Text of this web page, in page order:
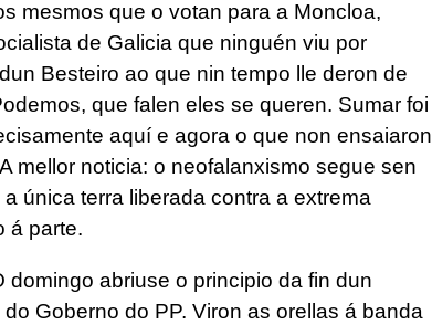
mesmos que o votan para a Moncloa,
de Galicia que ninguén viu por
Besteiro ao que nin tempo lle deron de
que falen eles se queren. Sumar foi
aquí e agora o que non ensaiaron
mellor noticia: o neofalanxismo segue sen
única terra liberada contra a extrema
á parte.
abriuse o principio da fin dun
Goberno do PP. Viron as orellas á banda